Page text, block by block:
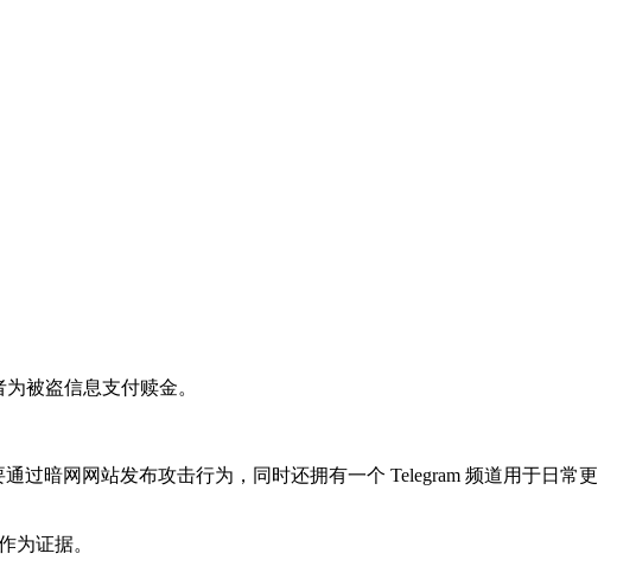
被盗信息支付赎金。
过暗网网站发布攻击行为，同时还拥有一个 Telegram 频道用于日常更
为证据。